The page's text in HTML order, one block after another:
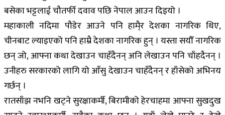
बसेका भट्टलाई चौतर्फी दवाव पछि नेपाल आउन दिइयो ।
महाकाली नदिमा पौडेर आउने पनि हामै्र देशका नागरिक थिए,
चीनबाट ल्याइएको पनि हाम्रै देशका नागरिक हुन् । यस्ता सयौँ नागरिक
छन् जो, आफ्ना कथा देखाउन चाहँदैनन् अनि लेखाउन पनि चाँहदैनन् ।
उनीहरु सरकारको लागि यो आँसु देखाउन चाहँदैनन् र हाँसेको अभिनय
गर्छन् ।
रातसाँझ नभनि खट्ने सुरक्षाकर्मी, बिरामीको हेरचाहमा आफ्ना सुखदुख